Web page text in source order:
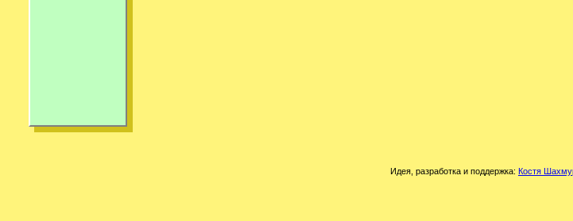
Идея, разработка и поддержка: Костя